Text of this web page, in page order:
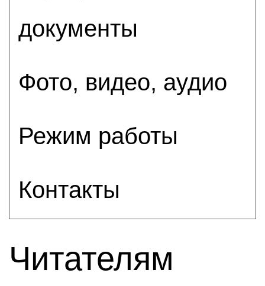
документы
Фото, видео, аудио
Режим работы
Контакты
Читателям